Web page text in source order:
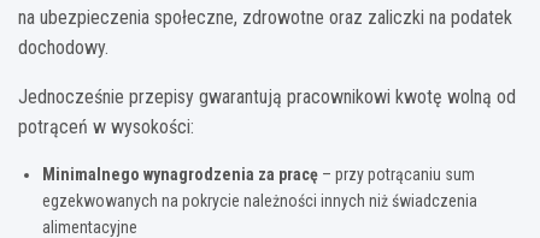
na ubezpieczenia społeczne, zdrowotne oraz zaliczki na podatek
dochodowy.
Jednocześnie przepisy gwarantują pracownikowi kwotę wolną od
potrąceń w wysokości:
Minimalnego wynagrodzenia za pracę – przy potrącaniu sum
egzekwowanych na pokrycie należności innych niż świadczenia
alimentacyjne